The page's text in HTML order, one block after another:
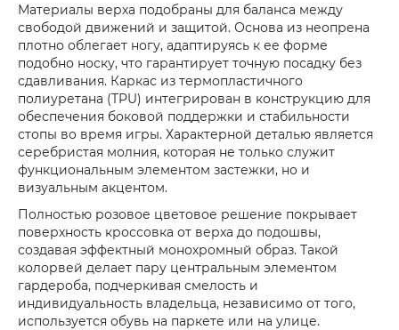
Материалы верха подобраны для баланса между
свободой движений и защитой. Основа из неопрена
плотно облегает ногу, адаптируясь к ее форме
подобно носку, что гарантирует точную посадку без
сдавливания. Каркас из термопластичного
полиуретана (TPU) интегрирован в конструкцию для
обеспечения боковой поддержки и стабильности
стопы во время игры. Характерной деталью является
серебристая молния, которая не только служит
функциональным элементом застежки, но и
визуальным акцентом.
Полностью розовое цветовое решение покрывает
поверхность кроссовка от верха до подошвы,
создавая эффектный монохромный образ. Такой
колорвей делает пару центральным элементом
гардероба, подчеркивая смелость и
индивидуальность владельца, независимо от того,
используется обувь на паркете или на улице.